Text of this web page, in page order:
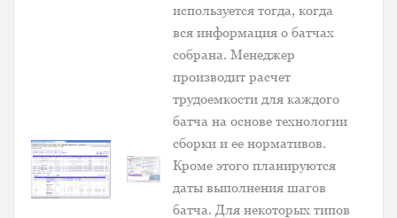
используется тогда, когда
вся информация о батчах
собрана. Менеджер
производит расчет
трудоемкости для каждого
батча на основе технологии
сборки и ее нормативов.
Кроме этого планируются
даты выполнения шагов
батча. Для некоторых типов